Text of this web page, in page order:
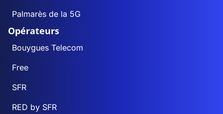
Palmarès de la 5G
Opérateurs
Bouygues Telecom
Free
SFR
RED by SFR